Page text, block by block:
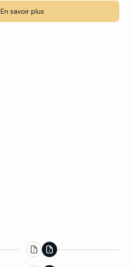
En savoir plus